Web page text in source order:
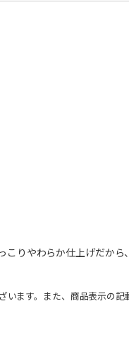
りやわらか仕上げだから
ます。また、商品表示の記